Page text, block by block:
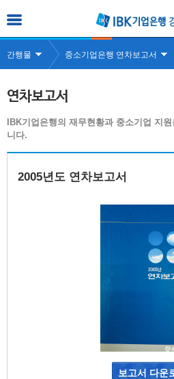
간행물 중소기업은행 연차보고서
연차보고서
IBK기업은행의 재무현황과 중소기업 지
니다.
보고서 다운
2005년도 연차보고서